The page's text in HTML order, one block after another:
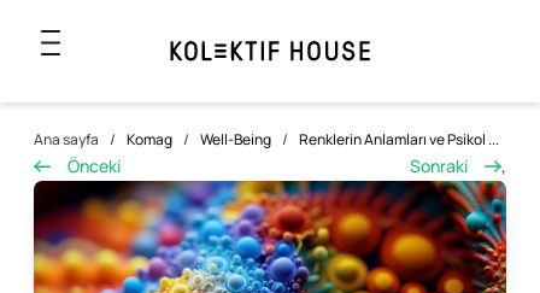
Ana sayfa / Komag / Well-Being / Renklerin Anlamları ve Psikol ...
Önceki Sonraki ,